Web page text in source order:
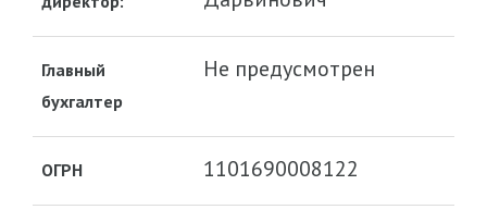
Главный
бухгалтер
Не предусмотрен
ОГРН 1101690008122